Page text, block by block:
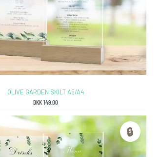
OLIVE GARDEN SKILT A5/A4
DKK149.00
🔒